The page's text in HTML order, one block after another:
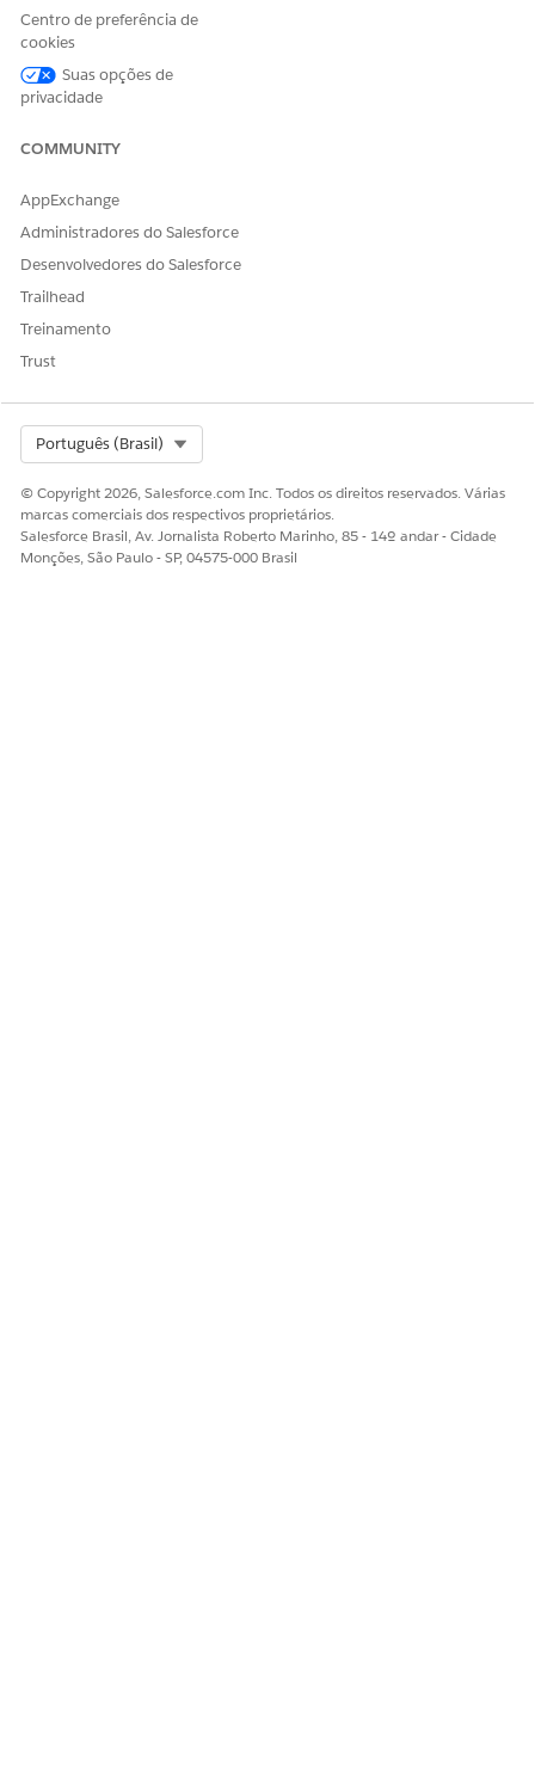
ESTE ARTIGO RESOLVEU SEU PROBLEMA?
Centro de preferência de
cookies
Suas opções de
privacidade
COMMUNITY
AppExchange
Administradores do Salesforce
Desenvolvedores do Salesforce
Trailhead
Treinamento
Trust
Português (Brasil)
© Copyright 2026, Salesforce.com Inc. Todos os direitos reservados. Várias
marcas comerciais dos respectivos proprietários.
Salesforce Brasil, Av. Jornalista Roberto Marinho, 85 - 14º andar - Cidade
Monções, São Paulo - SP, 04575-000 Brasil